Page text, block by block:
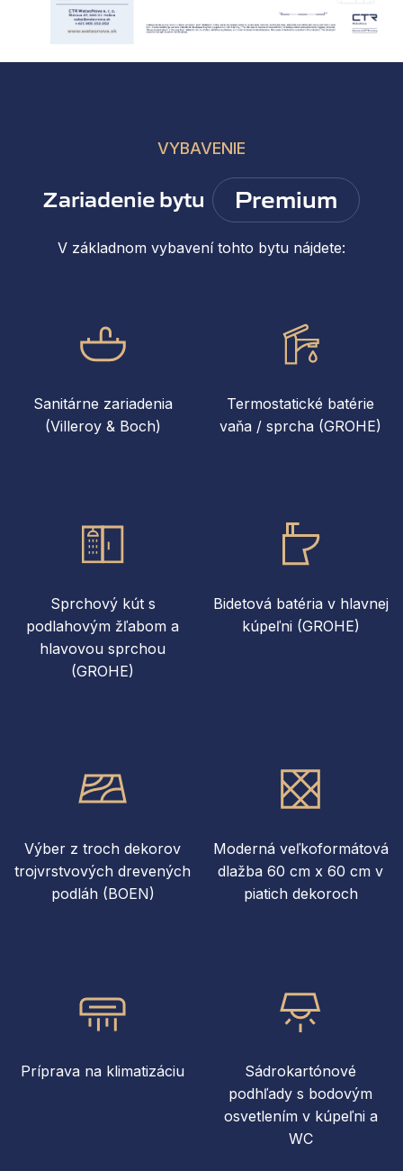
VYBAVENIE
Zariadenie bytu Premium
V základnom vybavení tohto bytu nájdete:
Sanitárne zariadenia
(Villeroy & Boch)
Termostatické batérie
vaňa / sprcha (GROHE)
Sprchový kút s
podlahovým žľabom a
hlavovou sprchou
(GROHE)
Bidetová batéria v hlavnej
kúpeľni (GROHE)
Výber z troch dekorov
trojvrstvových drevených
podláh (BOEN)
Moderná veľkoformátová
dlažba 60 cm x 60 cm v
piatich dekoroch
Príprava na klimatizáciu
Sádrokartónové
podhľady s bodovým
osvetlením v kúpeľni a
WC